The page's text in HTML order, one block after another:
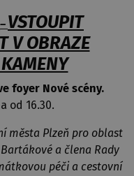
– VSTOUPIT
V OBRAZE
foyer Nové scény.
od 16.30.
města Plzeň pro oblast
a člena Rady
péči a cestovní